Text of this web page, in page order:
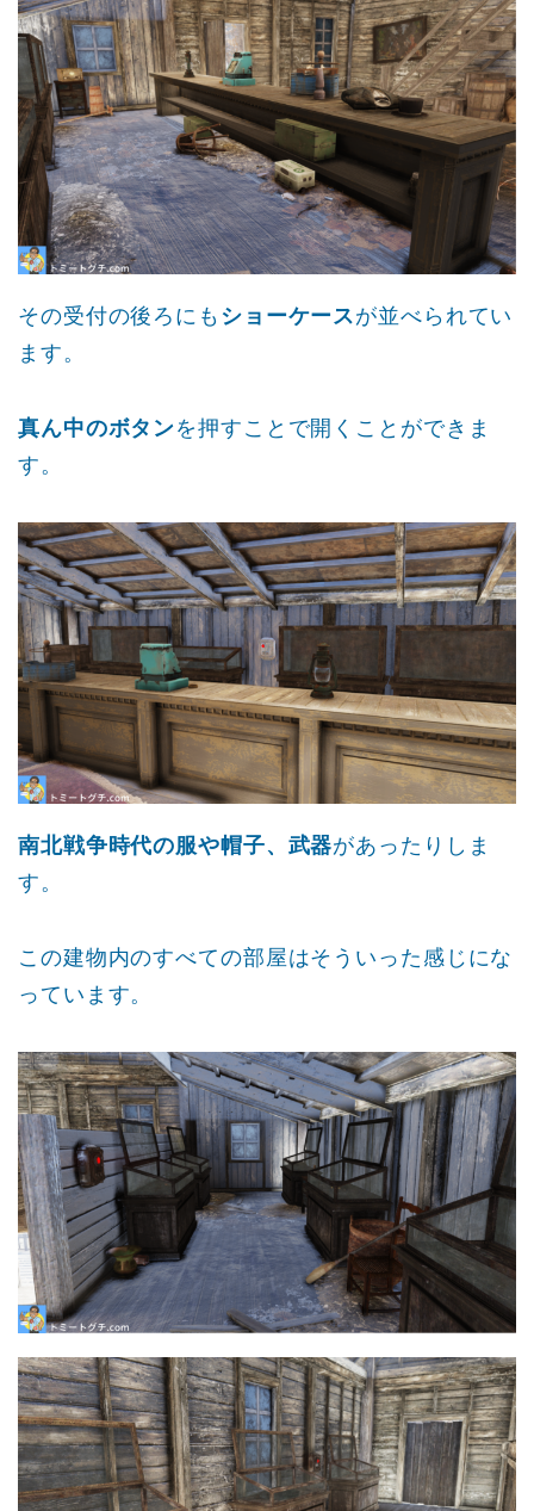
その受付の後ろにも ショーケースが並べられてい
ます。
真ん中のボタンを押すことで開くことができま
す。
南北戦争時代の服や帽子、武器があったりしま
す。
この建物内のすべての部屋はそういった感じにな
っています。